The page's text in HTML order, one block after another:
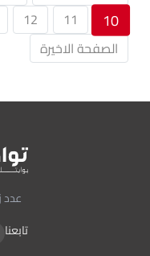
10
11
12
الصفحة الاخيرة
عدد
تابعنا